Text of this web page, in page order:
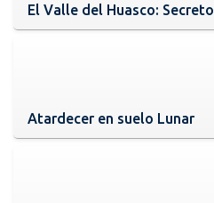
El Valle del Huasco:
Atardecer en suelo Lunar